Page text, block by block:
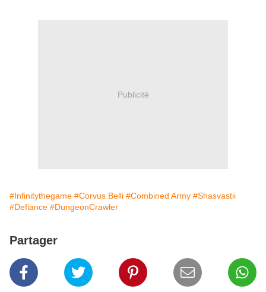
Publicité
#Infinitythegame #Corvus Belli #Combined Army #Shasvastii
#Defiance #DungeonCrawler
Partager